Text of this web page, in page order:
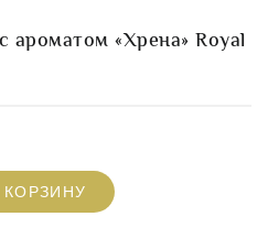
ароматом «Хрена» Royal
КОРЗИНУ